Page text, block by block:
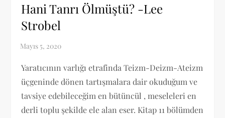
Hani Tanrı Ölmüştü? -Lee
Strobel
Yaratıcının varlığı etrafinda Teizm-Deizm-Ateizm
üçgeninde dönen tartışmalara dair okuduğum ve
tavsiye edebileceğim en bütüncül , meseleleri en
derli toplu şekilde ele alan eser. Kitap 11 bölümden